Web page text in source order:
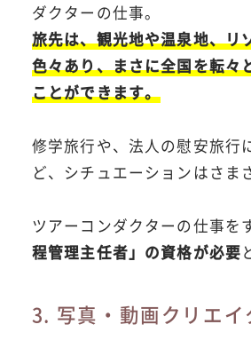
ダクターの仕事。
旅先は、観光地や温泉地、リ
色々あり、まさに全国を転々
ことができます。
修学旅行や、法人の慰安旅行
ど、シチュエーションはさま
ツアーコンダクターの仕事を
程管理主任者」の資格が必要
3. 写真・動画クリエイ